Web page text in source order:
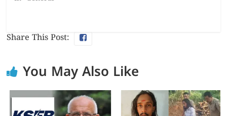
Share This Post:
You May Also Like